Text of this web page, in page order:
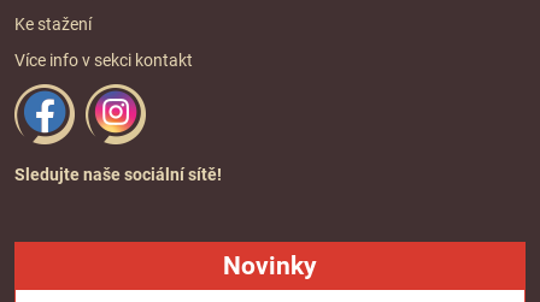
Ke stažení
Více info v sekci kontakt
Sledujte naše sociální sítě!
Novinky